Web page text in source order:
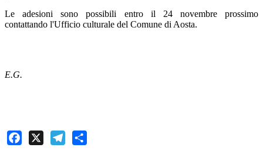
Le adesioni sono possibili entro il 24 novembre prossimo
contattando l'Ufficio culturale del Comune di Aosta.
E.G.